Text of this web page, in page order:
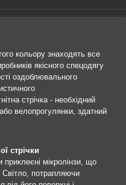
кольору знаходять все
якісного спецодягу
оздоблювального
стрічка - необхідний
велопрогулянки, здатний
стрічки
приклеєні мікролінзи, що
Світло, потрапляючи